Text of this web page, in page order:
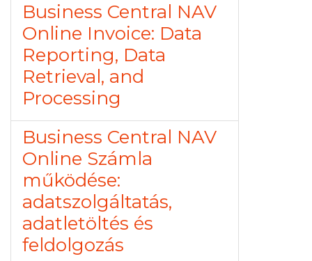
Business Central NAV
Online Invoice: Data
Reporting, Data
Retrieval, and
Processing
Business Central NAV
Online Számla
működése:
adatszolgáltatás,
adatletöltés és
feldolgozás